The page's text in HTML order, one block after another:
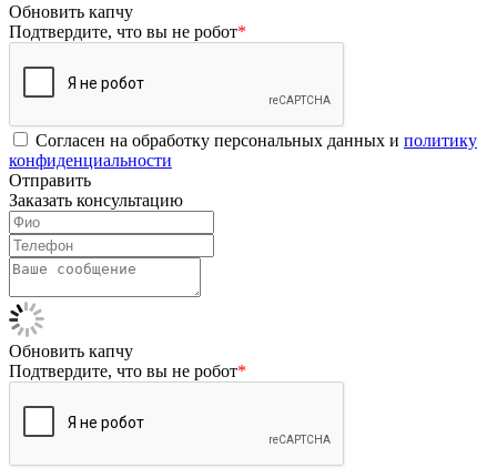
Обновить капчу
Подтвердите, что вы не робот*
Согласен на обработку персональных данных и политику
конфиденциальности
Отправить
Заказать консультацию
Обновить капчу
Подтвердите, что вы не робот*